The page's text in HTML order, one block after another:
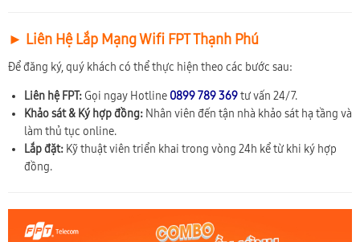
► Liên Hệ Lắp Mạng Wifi FPT Thạnh Phú
Để đăng ký, quý khách có thể thực hiện theo các bước sau:
Liên hệ FPT: Gọi ngay Hotline 0899 789 369tư vấn 24/7.
Khảo sát & Ký hợp đồng: Nhân viên đến tận nhà khảo sát hạ tầng và
làm thủ tục online.
Lắp đặt: Kỹ thuật viên triển khai trong vòng 24h kể từ khi ký hợp
đồng.